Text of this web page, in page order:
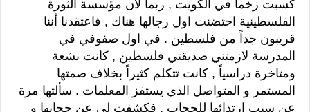
كسبت زخماً في الكويت , ربما لأن مؤسسة الثورة
الفلسطينية احتضنت اول رجالها هناك , فاعتقدنا أننا
قريبون جداً من فلسطين . في اول صفوفي في
المدرسة لازمتني صديقتي فلسطين , كانت بشعة
ومتاخرة دراسياً , كانت تتكلم كثيراً بخلاف صمتها
المستمر و المتواصل الذي يستفز المعلمات . سألتها مرة
عن سبب ارتدائها للحجاب , فكشفت لي عن حجابها و